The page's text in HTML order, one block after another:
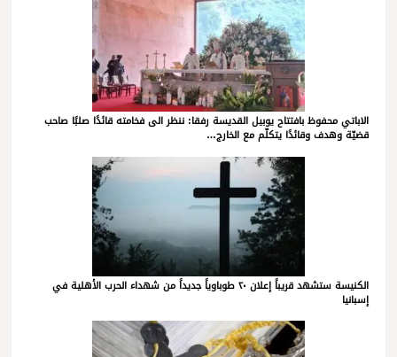
الاباتي محفوظ بافتتاح يوبيل القديسة رفقا: ننظر الى فخامته قائدًا صلبًا صاحب
قضيّة وهدف وقائدًا يتكلّم مع الخارج…
الكنيسة ستشهد قريباً إعلان ٢٠ طوباوياً جديداً من شهداء الحرب الأهلية في
إسبانيا